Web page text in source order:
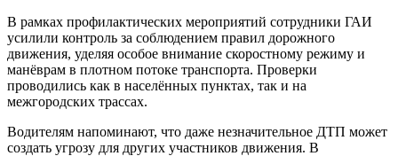
В рамках профилактических мероприятий сотрудники ГАИ
усилили контроль за соблюдением правил дорожного
движения, уделяя особое внимание скоростному режиму и
манёврам в плотном потоке транспорта. Проверки
проводились как в населённых пунктах, так и на
межгородских трассах.
Водителям напоминают, что даже незначительное ДТП может
создать угрозу для других участников движения. В